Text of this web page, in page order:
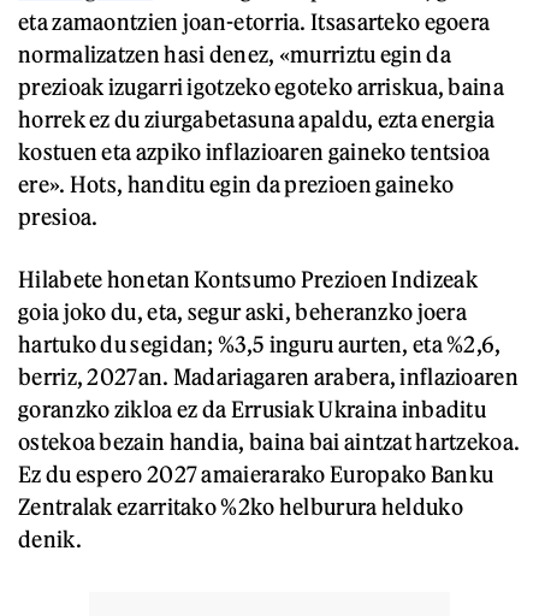
eta zamaontzien joan-etorria. Itsasarteko egoera
normalizatzen hasi denez, «murriztu egin da
prezioak izugarri igotzeko egoteko arriskua, baina
horrek ez du ziurgabetasuna apaldu, ezta energia
kostuen eta azpiko inflazioaren gaineko tentsioa
ere». Hots, handitu egin da prezioen gaineko
presioa.
Hilabete honetan Kontsumo Prezioen Indizeak
goia joko du, eta, segur aski, beheranzko joera
hartuko du segidan; %3,5 inguru aurten, eta %2,6,
berriz, 2027an. Madariagaren arabera, inflazioaren
goranzko zikloa ez da Errusiak Ukraina inbaditu
ostekoa bezain handia, baina bai aintzat hartzekoa.
Ez du espero 2027 amaierarako Europako Banku
Zentralak ezarritako %2ko helburura helduko
denik.